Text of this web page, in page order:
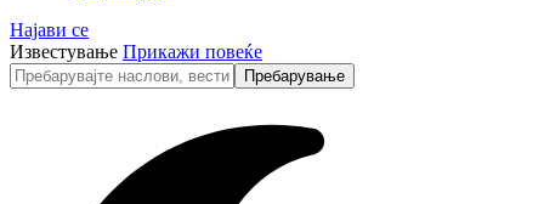
Најави се
Известување Прикажи повеќе